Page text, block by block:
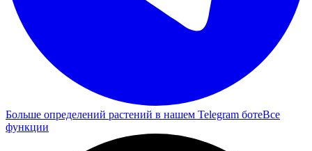
Больше определений растений в нашем Telegram ботеВсе
функции